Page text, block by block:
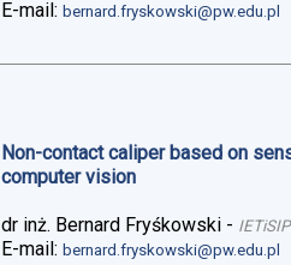
E-mail:bernard.fryskowski@pw.edu.pl
Non-contact caliper based on
computer vision
dr inż. Bernard Fryśkowski - IETiSIP
E-mail:bernard.fryskowski@pw.edu.pl